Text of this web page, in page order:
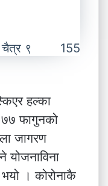
९ 155
हल्का
फागुनको
जागरण
। कोरोनाकै